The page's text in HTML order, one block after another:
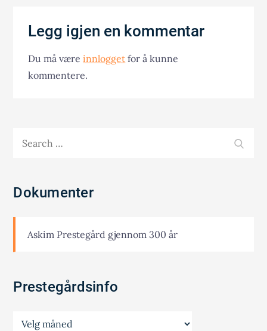
Legg igjen en kommentar
Du må væreinnlogget for å kunne
kommentere.
Dokumenter
Askim Prestegård gjennom 300 år
Prestegårdsinfo
Prestegårdsinfo